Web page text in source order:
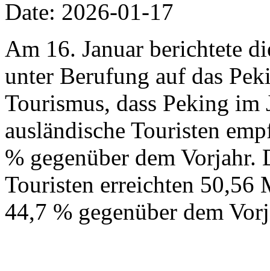
Date: 2026-01-17
Am 16. Januar berichtete
unter Berufung auf das
Tourismus, dass Peking
ausländische Touristen
% gegenüber dem Vorjahr.
Touristen erreichten 50,56
44,7 % gegenüber dem